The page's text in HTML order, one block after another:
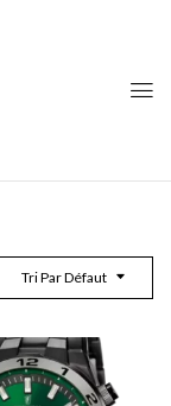
Tri Par Défaut